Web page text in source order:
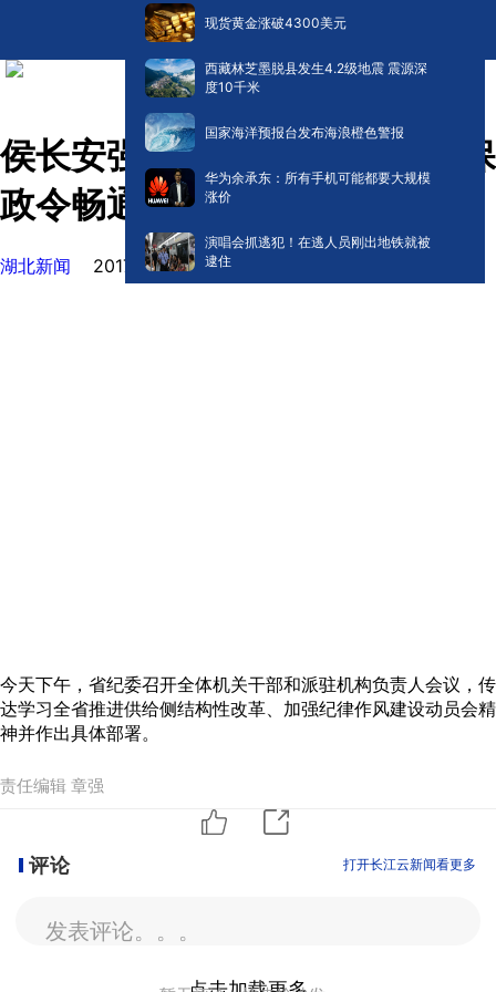
现货黄金涨破4300美元
西藏林芝墨脱县发生4.2级地震 震源深
度10千米
国家海洋预报台发布海浪橙色警报
华为余承东：所有手机可能都要大规模
涨价
演唱会抓逃犯！在逃人员刚出地铁就被
逮住
侯长安强调：严明纪律作风确保
政令畅通
湖北新闻 2017-02-04 21:39
今天下午，省纪委召开全体机关干部和派驻机构负责人会议，传
达学习全省推进供给侧结构性改革、加强纪律作风建设动员会精
神并作出具体部署。
责任编辑 章强
评论 打开长江云新闻看更多
发表评论。。。